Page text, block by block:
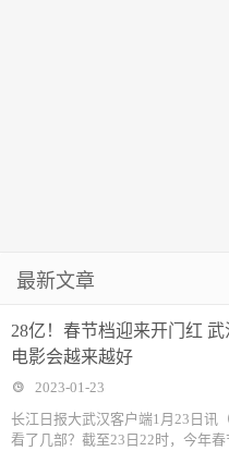
最新文章
28亿！春节档迎来开门红
电影会越来越好
2023-01-23
长江日报大武汉客户端1月23日讯
看了几部？截至23日22时，今年